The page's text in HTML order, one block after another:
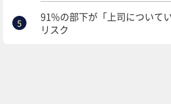
91%の部下が「上司について
リスク